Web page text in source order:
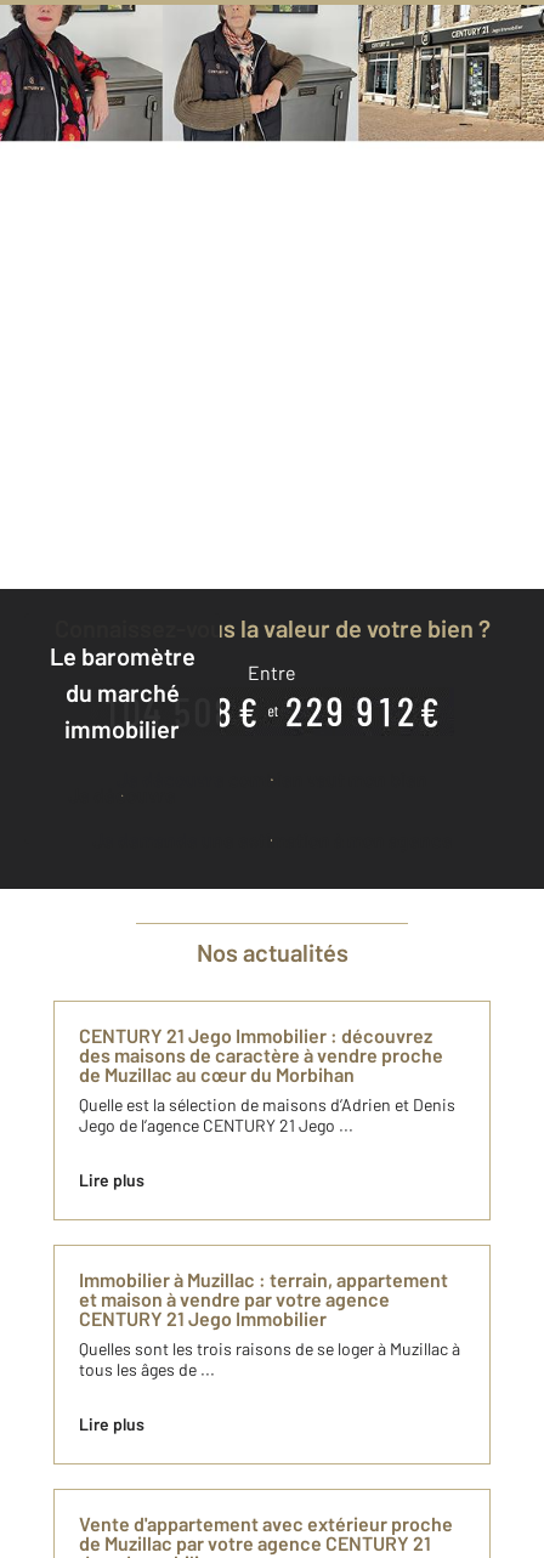
Le baromètre
du marché
immobilier
Je découvre
Connaissez-vous la valeur de votre bien ?
Entre
Je découvre combien vaut mon bien
Je demande une estimation à mon agence
Nos actualités
CENTURY 21 Jego Immobilier : découvrez
des maisons de caractère à vendre proche
de Muzillac au cœur du Morbihan
Quelle est la sélection de maisons d’Adrien et Denis
Jego de l’agence CENTURY 21 Jego ...
Lire plus
Immobilier à Muzillac : terrain, appartement
et maison à vendre par votre agence
CENTURY 21 Jego Immobilier
Quelles sont les trois raisons de se loger à Muzillac à
tous les âges de ...
Lire plus
Vente d'appartement avec extérieur proche
de Muzillac par votre agence CENTURY 21